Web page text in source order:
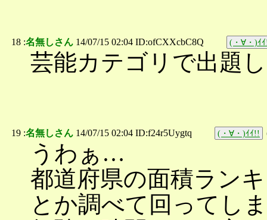
18 :名無しさん 14/07/15 02:04 ID:ofCXXcbC8Q (・∀・)ｲ
芸能カテゴリで出題
19 :名無しさん 14/07/15 02:04 ID:f24r5Uygtq (・∀・)ｲｲ!!
うわぁ…
都道府県の面積ラン
とか調べて回ってし